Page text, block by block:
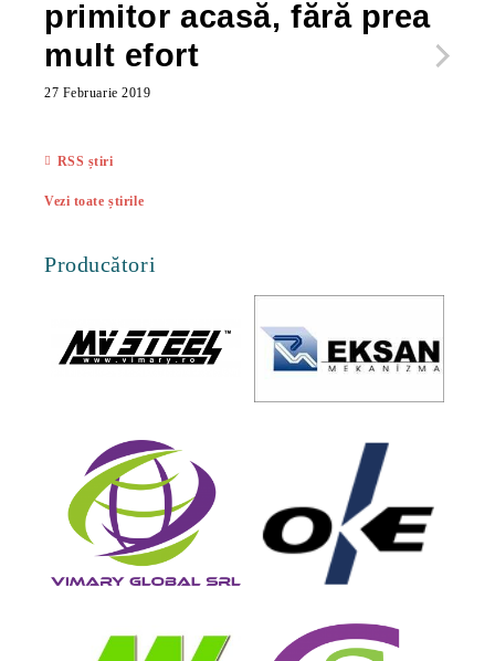
primitor acasă, fără prea
mult efort
27 Februarie 2019
RSS știri
Vezi toate știrile
Producători